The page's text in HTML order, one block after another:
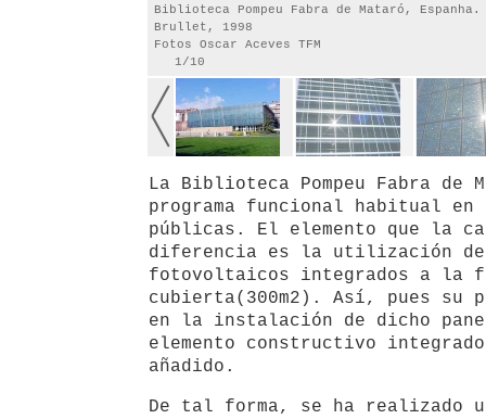
Biblioteca Pompeu Fabra de Mataró,
Brullet, 1998
Fotos Oscar Aceves TFM
1/10
La Biblioteca Pompeu Fabra de
programa funcional habitual
públicas. El elemento que la
diferencia es la utilización de
fotovoltaicos integrados a la
cubierta(300m2). Así, pues su
en la instalación de dicho
elemento constructivo integrado
añadido.
De tal forma, se ha realizado